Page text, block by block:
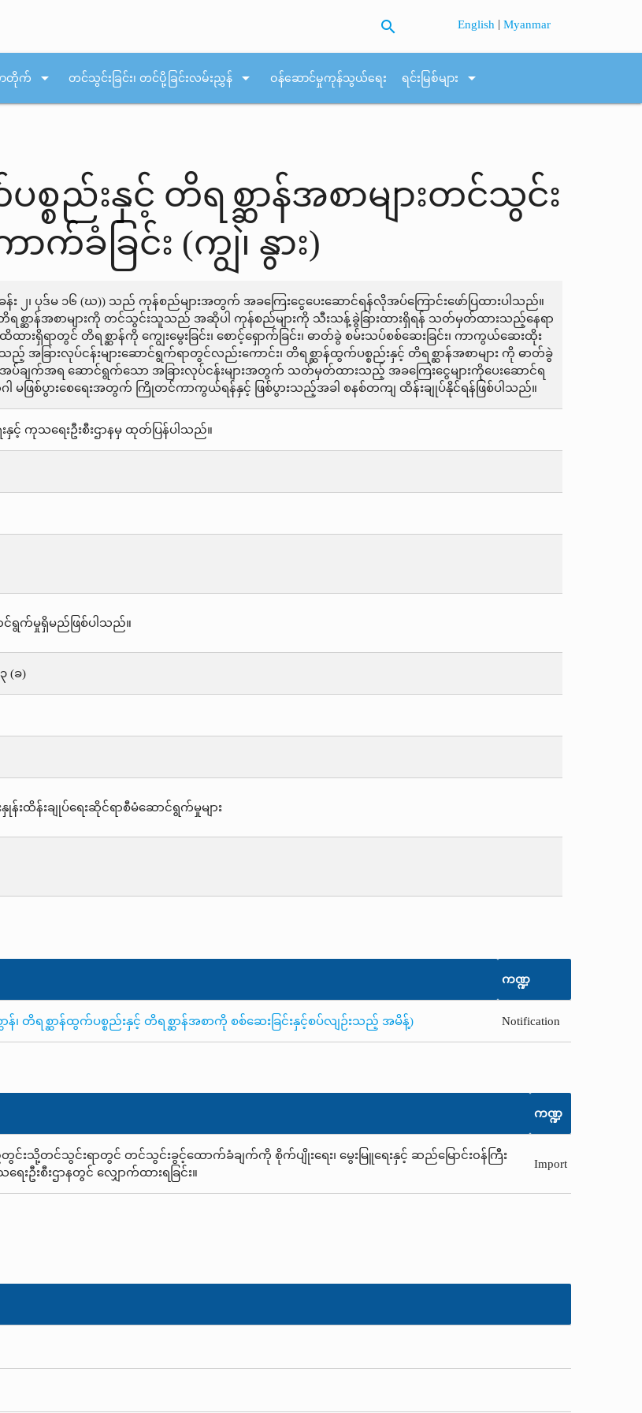
search English |Myanmar
တိုက် arrow_drop_down တင်သွင်းခြင်း၊ တင်ပို့ခြင်းလမ်းညွှန် arrow_drop_down ဝန်ဆောင်မှုကုန်သွယ်ရေး ရင်းမြစ်များ arrow_drop_down
စ္စည်းနှင့် တိရစ္ဆာန်အစာများတင်သွင်း
က်ခံခြင်း (ကျွဲ၊ နွား)
း ၂၊ ပုဒ်မ ၁၆ (ဃ)) သည် ကုန်စည်များအတွက် အခကြေးငွေပေးဆောင်ရန်လိုအပ်ကြောင်းဖော်ပြထားပါသည်။
င့် တိရစ္ဆာန်အစာများကို တင်သွင်းသူသည် အဆိုပါ ကုန်စည်များကို သီးသန့်ခွဲခြားထားရှိရန် သတ်မှတ်ထားသည့်နေရာ
ာတွင် တိရစ္ဆာန်ကို ကျွေးမွေးခြင်း၊ စောင့်ရှောက်ခြင်း၊ ဓာတ်ခွဲ စမ်းသပ်စစ်ဆေးခြင်း၊ ကာကွယ်ဆေးထိုး
အခြားလုပ်ငန်းများဆောင်ရွက်ရာတွင်လည်းကောင်း၊ တိရစ္ဆာန်ထွက်ပစ္စည်းနှင့် တိရစ္ဆာန်အစာများ ကို ဓာတ်ခွဲ
အပ်ချက်အရ ဆောင်ရွက်သော အခြားလုပ်ငန်းများအတွက် သတ်မှတ်ထားသည့် အခကြေးငွေများကိုပေးဆောင်ရ
ါ မဖြစ်ပွားစေရေးအတွက် ကြိုတင်ကာကွယ်ရန်နှင့် ဖြစ်ပွားသည့်အခါ စနစ်တကျ ထိန်းချုပ်နိုင်ရန်ဖြစ်ပါသည်။
နှင့် ကုသရေးဦးစီးဌာနမှ ထုတ်ပြန်ပါသည်။
ရွက်မှုရှိမည်ဖြစ်ပါသည်။
(ခ)
န်းထိန်းချုပ်ရေးဆိုင်ရာစီမံဆောင်ရွက်မှုများ
ကဏ္ဍ
တိရစ္ဆာန်ထွက်ပစ္စည်းနှင့် တိရစ္ဆာန်အစာကို စစ်ဆေးခြင်းနှင့်စပ်လျဉ်းသည့် အမိန့်) Notification
ကဏ္ဍ
တွင်းသို့တင်သွင်းရာတွင် တင်သွင်းခွင့်ထောက်ခံချက်ကို စိုက်ပျိုးရေး၊ မွေးမြူရေးနှင့် ဆည်မြောင်း၀န်ကြီး
းဦးစီးဌာနတွင် လျှောက်ထားရခြင်း။
Import